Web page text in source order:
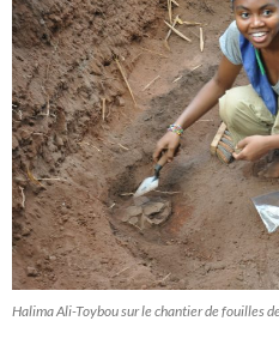
Halima Ali-Toybou sur le chantier de fouilles